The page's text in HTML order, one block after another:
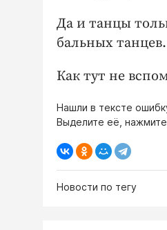
Да и танцы
бальных
Как тут не
Нашли в тексте
Выделите её, нажмите
Новости по тегу